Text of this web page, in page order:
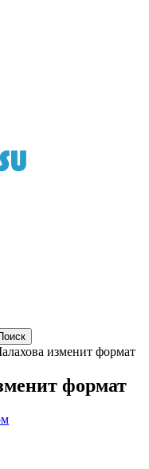
изменит формат
формат